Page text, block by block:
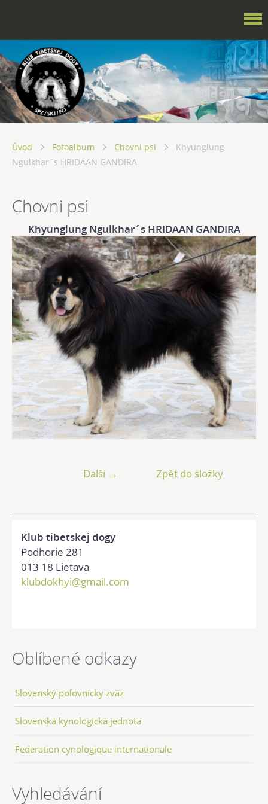
Úvod Fotoalbum Chovni psi
Khyunglung
Ngulkhar´s HRIDAAN GANDIRA
Chovni psi
Khyunglung Ngulkhar´s HRIDAAN GANDIRA
Další → Zpět do složky
Klub tibetskej dogy
Podhorie 281
013 18 Lietava
klubdokhyi@gmail.com
Oblíbené odkazy
Slovenský poľovnícky zväz
Slovenská kynologická jednota
Federation cynologique internationale
Vyhledávání